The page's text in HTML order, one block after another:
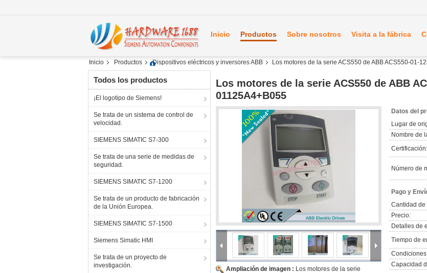
Inicio Productos Sobre nosotros Visita a la fábrica
Inicio Productos Dispositivos eléctricos y inversores ABB Los motores de la serie ACS550 de ABB ACS550-01-
Todos los productos
¡El logotipo de Siemens!
Se trata de un sistema de control de
velocidad.
SIEMENS SIMATIC S7-300
Se trata de una serie de medidas de
seguridad.
SIEMENS SIMATIC S7-1200
Se trata de un producto de fabricación
de la Unión Europea.
SIEMENS SIMATIC S7-1500
Siemens Simatic HMI
Se trata de un proyecto de
investigación.
Los motores de la serie ACS550 de ABB
01125A4+B055
Ampliación de imagen : Los motores de la serie
Datos del
Lugar de
Nombre de
Certificación:
Número de
Pago y
Cantidad de
Precio:
Detalles de
Tiempo de
Capacidad